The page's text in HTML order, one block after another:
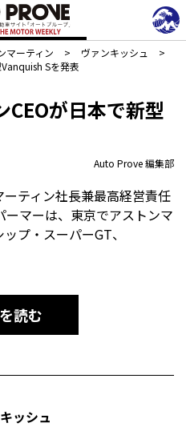
マーティン > ヴァンキッシュ
>
Sを発表
CEOが日本で新型
Auto Prove 編集部
ティン社長兼最高経営責任
ーマーは、東京でアストンマ
プ・スーパーGT、
読む
ッシュ